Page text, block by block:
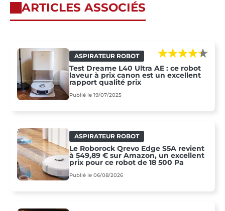
ARTICLES ASSOCIÉS
ASPIRATEUR ROBOT
Test Dreame L40 Ultra AE : ce robot
laveur à prix canon est un excellent
rapport qualité prix
Publié le 19/07/2025
ASPIRATEUR ROBOT
Le Roborock Qrevo Edge S5A revient
à 549,89 € sur Amazon, un excellent
prix pour ce robot de 18 500 Pa
Publié le 06/08/2026